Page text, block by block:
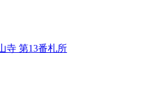
第13番札所